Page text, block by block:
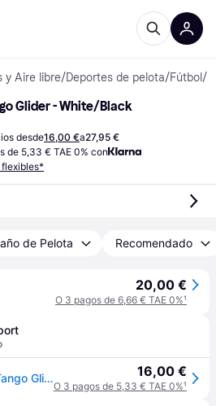
y Aire libre/Deportes de pelota/Fútbol /
Glider - White/Black
desde16,00 €a27,95 €
de 5,33 € TAE 0% con
flexibles*
de Pelota Recomendado
20,00 €
O 3 pagos de 6,66 € TAE 0%¹
Balón de Fútbol adidas Tango Glider Hombre Blanco/Negro - 5 16,00 €
O 3 pagos de 5,33 € TAE 0%¹